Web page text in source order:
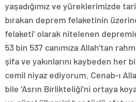
yaşadığımız ve yüreklerimizde
bırakan deprem felaketinin
felaketi’ olarak nitelenen
53 bin 537 canımıza Allah’tan
şifa ve yakınlarını kaybeden her
cemil niyaz ediyorum. Cenab-ı
bile ‘Asrın Birlikteliği’ni ortaya